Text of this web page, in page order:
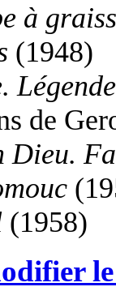
à
(1948)
de
Dieu.
(1958)